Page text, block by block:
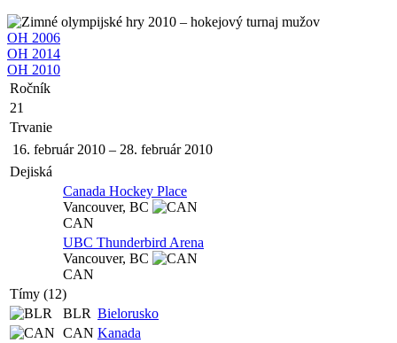
OH 2006
OH 2014
OH 2010
Ročník
21
Trvanie
16. február 2010 – 28. február 2010
Dejiská
Canada Hockey Place
Vancouver, BC
CAN
UBC Thunderbird Arena
Vancouver, BC
CAN
Tímy (12)
BLR Bielorusko
CAN Kanada